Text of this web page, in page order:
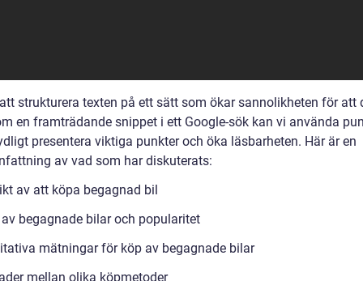
strukturera texten på ett sätt som ökar sannolikheten för att
en framträdande snippet i ett Google-sök kan vi använda
presentera viktiga punkter och öka läsbarheten. Här är en
av vad som har diskuterats:
av att köpa begagnad bil
begagnade bilar och popularitet
mätningar för köp av begagnade bilar
mellan olika köpmetoder